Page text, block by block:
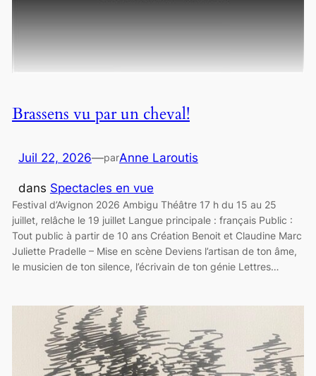
Brassens vu par un cheval!
Juil 22, 2026—parAnne Laroutis
dans Spectacles en vue
Festival d’Avignon 2026 Ambigu Théâtre 17 h du 15 au 25
juillet, relâche le 19 juillet Langue principale : français Public :
Tout public à partir de 10 ans Création Benoit et Claudine Marc
Juliette Pradelle – Mise en scène Deviens l’artisan de ton âme,
le musicien de ton silence, l’écrivain de ton génie Lettres…